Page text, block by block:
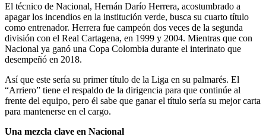
El técnico de Nacional, Hernán Darío Herrera, acostumbrado a
apagar los incendios en la institución verde, busca su cuarto título
como entrenador. Herrera fue campeón dos veces de la segunda
división con el Real Cartagena, en 1999 y 2004. Mientras que con
Nacional ya ganó una Copa Colombia durante el interinato que
desempeñó en 2018.
Así que este sería su primer título de la Liga en su palmarés. El
“Arriero” tiene el respaldo de la dirigencia para que continúe al
frente del equipo, pero él sabe que ganar el título sería su mejor carta
para mantenerse en el cargo.
Una mezcla clave en Nacional